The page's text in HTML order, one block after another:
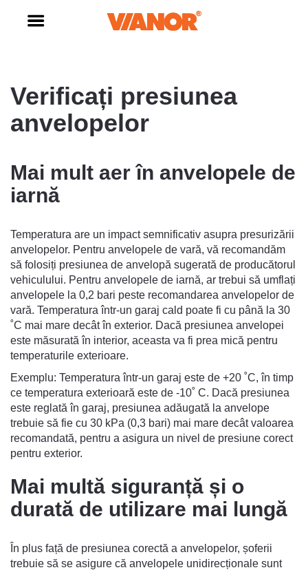
Verificați presiunea
anvelopelor
Mai mult aer în anvelopele de
iarnă
Temperatura are un impact semnificativ asupra presurizării
anvelopelor. Pentru anvelopele de vară, vă recomandăm
să folosiți presiunea de anvelopă sugerată de producătorul
vehiculului. Pentru anvelopele de iarnă, ar trebui să umflați
anvelopele la 0,2 bari peste recomandarea anvelopelor de
vară. Temperatura într-un garaj cald poate fi cu până la 30
˚C mai mare decât în exterior. Dacă presiunea anvelopei
este măsurată în interior, aceasta va fi prea mică pentru
temperaturile exterioare.
Exemplu: Temperatura într-un garaj este de +20 ˚C, în timp
ce temperatura exterioară este de -10˚ C. Dacă presiunea
este reglată în garaj, presiunea adăugată la anvelope
trebuie să fie cu 30 kPa (0,3 bari) mai mare decât valoarea
recomandată, pentru a asigura un nivel de presiune corect
pentru exterior.
Mai multă siguranță și o
durată de utilizare mai lungă
În plus față de presiunea corectă a anvelopelor, șoferii
trebuie să se asigure că anvelopele unidirecționale sunt